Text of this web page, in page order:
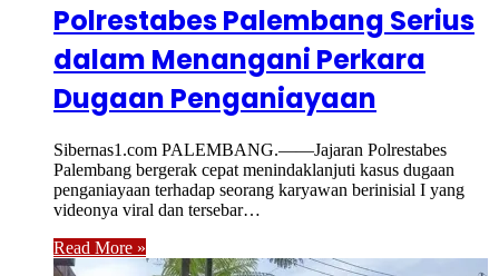
Polrestabes Palembang Serius
dalam Menangani Perkara
Dugaan Penganiayaan
Sibernas1.com PALEMBANG.——Jajaran Polrestabes
Palembang bergerak cepat menindaklanjuti kasus dugaan
penganiayaan terhadap seorang karyawan berinisial I yang
videonya viral dan tersebar…
Read More »